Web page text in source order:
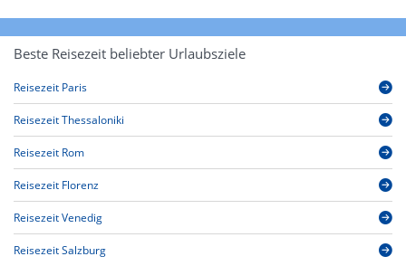
Beste Reisezeit beliebter Urlaubsziele
Reisezeit Paris
Reisezeit Thessaloniki
Reisezeit Rom
Reisezeit Florenz
Reisezeit Venedig
Reisezeit Salzburg